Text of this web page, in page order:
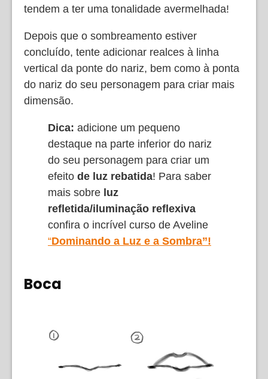
tendem a ter uma tonalidade avermelhada!
Depois que o sombreamento estiver
concluído, tente adicionar realces à linha
vertical da ponte do nariz, bem como à ponta
do nariz do seu personagem para criar mais
dimensão.
Dica: adicione um pequeno
destaque na parte inferior do nariz
do seu personagem para criar um
efeito de luz rebatida! Para saber
mais sobre luz
refletida/iluminação reflexiva
confira o incrível curso de Aveline
“Dominando a Luz e a Sombra”!
Boca